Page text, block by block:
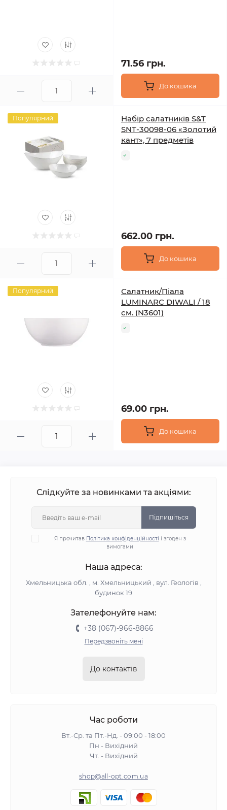
71.56 грн.
До кошика
Популярний
Набір салатників S&T
SNT-30098-06 «Золотий
кант», 7 предметів
662.00 грн.
До кошика
Популярний
Салатник/Піала
LUMINARC DIWALI / 18
см. (N3601)
69.00 грн.
До кошика
Слідкуйте за новинками та акціями:
Підпишіться
Я прочитав Політика конфіденційності і згоден з
вимогами
Наша адреса:
Хмельницька обл. , м. Хмельницький , вул. Геологів ,
будинок 19
Зателефонуйте нам:
+38 (067)-966-8866
Передзвоніть мені
До контактів
Час роботи
Вт.-Ср. та Пт.-Нд. - 09:00 - 18:00
Пн - Вихідний
Чт. - Вихідний
shop@all-opt.com.ua